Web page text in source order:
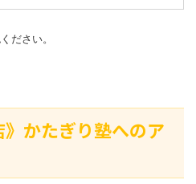
ださい。
》かたぎり塾へのア